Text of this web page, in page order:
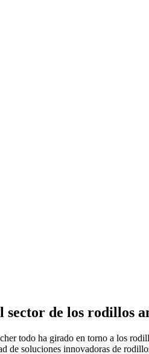
sector de los rodillos
todo ha girado en torno a los
de soluciones innovadoras de